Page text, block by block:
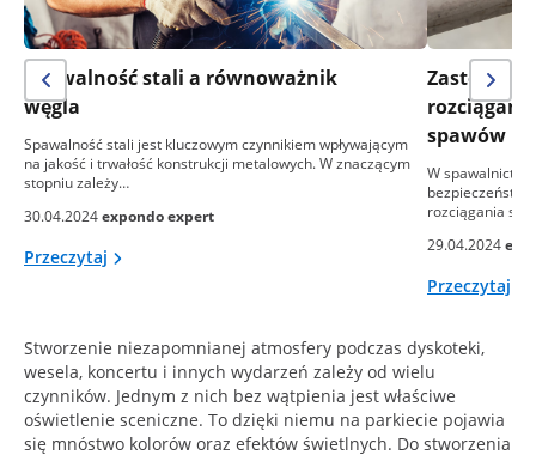
Spawalność stali a równoważnik
węgla
Spawalność stali jest kluczowym czynnikiem wpływającym
na jakość i trwałość konstrukcji metalowych. W znaczącym
stopniu zależy…
30.04.2024expondo expert
Przeczytaj
spawów
W
rozciągania
29.04.2024
Przeczytaj
Stworzenie niezapomnianej atmosfery podczas dyskoteki,
wesela, koncertu i innych wydarzeń zależy od wielu
czynników. Jednym z nich bez wątpienia jest właściwe
oświetlenie sceniczne. To dzięki niemu na parkiecie pojawia
się mnóstwo kolorów oraz efektów świetlnych. Do stworzenia